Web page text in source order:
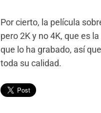
Por cierto, la película
pero 2K y no 4K, que es
que lo ha grabado, así
toda su calidad.